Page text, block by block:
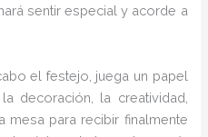
sentir especial y acorde a
el festejo, juega un papel
decoración, la creatividad,
mesa para recibir finalmente